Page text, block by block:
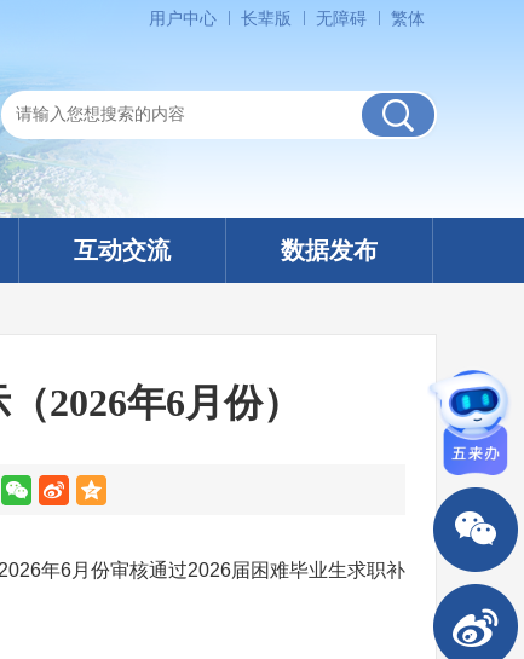
用户中心 长辈版 无障碍 繁体
互动交流 数据发布
2026年6月份）
年6月份审核通过2026届困难毕业生求职补